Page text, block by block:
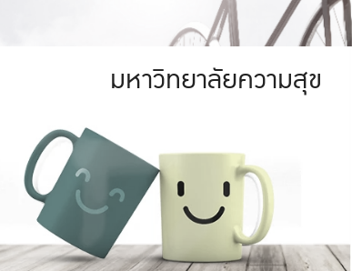
มหาวิทยาลัย
ให้กับประชาชน
มหาวิทยาลัยความสุข